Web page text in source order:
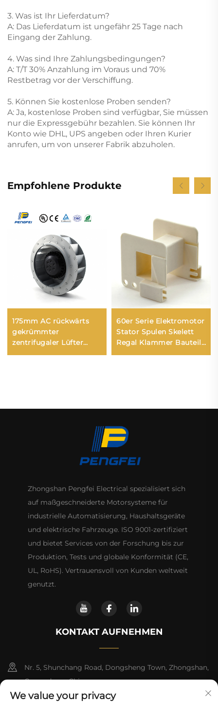
3. Was ist Ihr Lieferdatum?
A: Das Lieferdatum ist ungefähr 25 Tage nach
Eingang der Zahlung.
4. Was sind Ihre Zahlungsbedingungen?
A: T/T 30% Anzahlung im Voraus und 70%
Restbetrag vor der Verschiffung.
5. Können Sie kostenlose Proben senden?
A: Ja, kostenlose Proben sind verfügbar, Sie müssen
nur die Expressgebühr bezahlen. Sie können Ihr
Konto wie DHL, UPS angeben oder Ihren Kurier
anrufen, um von unserer Fabrik abzuholen.
Empfohlene Produkte
175mm AC rückwärts
gekrümmter
zentrifugaler Lüfter
Hersteller
60er Serie Elektromotor
Stator Spulen Skelett
Regal Klammer Bauteile
Ventilator Spulen
Zhongshan Pengfei Electrical spezialisiert sich
auf maßgeschneiderte Motorsysteme für
industrielle Automatisierung, Haushaltsgeräte
und elektrische Fahrzeuge. ISO 9001-zertifiziert
und bietet Services von der Forschung bis zur
Produktion, Tests und globale Konformität (CE,
UL, RoHS). Vertrauensvoll von Kunden weltweit
genutzt.
KONTAKT AUFNEHMEN
Nr. 5, Shunchang Road, Dongsheng Town, Zhongshan,
Guangdong, China
We value your privacy